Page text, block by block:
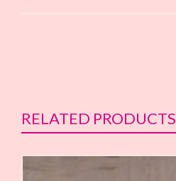
RELATED PRODUCTS